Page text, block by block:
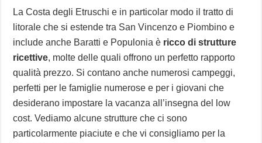
La Costa degli Etruschi e in particolar modo il tratto di
litorale che si estende tra San Vincenzo e Piombino e
include anche Baratti e Populonia è ricco di strutture
ricettive, molte delle quali offrono un perfetto rapporto
qualità prezzo. Si contano anche numerosi campeggi,
perfetti per le famiglie numerose e per i giovani che
desiderano impostare la vacanza all’insegna del low
cost. Vediamo alcune strutture che ci sono
particolarmente piaciute e che vi consigliamo per la